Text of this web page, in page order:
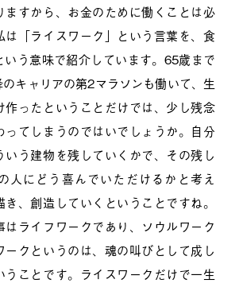
ますから、お金のために働くことは必
は「ライスワーク」という言葉を、食
いう意味で紹介しています。65歳まで
キャリアの第2マラソンも働いて、生
作ったということだけでは、少し残念
ってしまうのではいでしょうか。自分
いう建物を残していくかで、その残し
人にどう喜んでいただけるかと考え
、創造していくということですね。
はライフワークであり、ソウルワーク
ークというのは、魂の叫びとして成し
うことです。ライスワークだけで一生